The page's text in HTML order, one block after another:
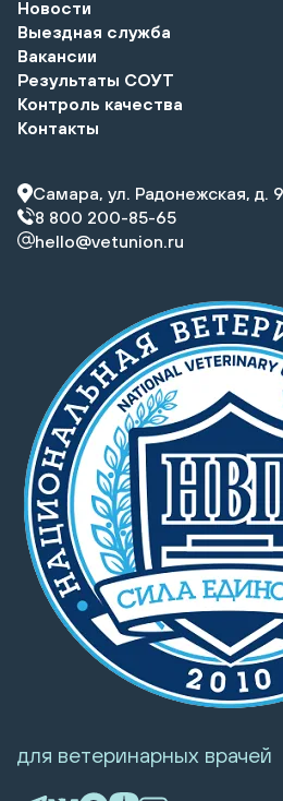
Новости
Выездная служба
Вакансии
Результаты СОУТ
Контроль качества
Контакты
Самара, ул. Радонежская, д. 9
8 800 200-85-65
hello@vetunion.ru
для ветеринарных врачей